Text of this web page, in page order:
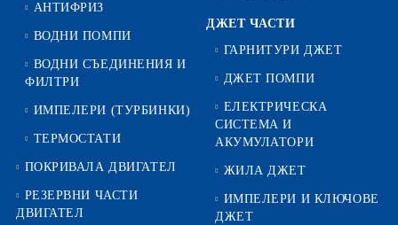
АНТИФРИЗ
ВОДНИ ПОМПИ
ВОДНИ СЪЕДИНЕНИЯ И
ФИЛТРИ
ИМПЕЛЕРИ (ТУРБИНКИ)
ТЕРМОСТАТИ
ПОКРИВАЛА ДВИГАТЕЛ
РЕЗЕРВНИ ЧАСТИ
ДВИГАТЕЛ
ДЖЕТ ЧАСТИ
ГАРНИТУРИ ДЖЕТ
ДЖЕТ ПОМПИ
ЕЛЕКТРИЧЕСКА
СИСТЕМА И
АКУМУЛАТОРИ
ЖИЛА ДЖЕТ
ИМПЕЛЕРИ И КЛЮЧОВЕ
ДЖЕТ